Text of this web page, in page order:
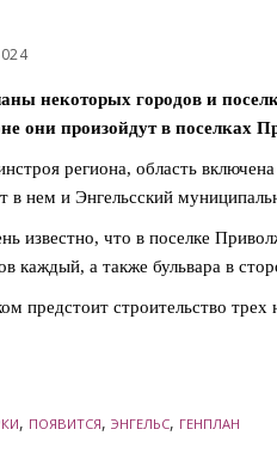
некоторых городов и
они произойдут в поселках
региона, область
в нем и Энгельсский
известно, что в поселке
каждый, а также бульвара в
предстоит строительство
, ПОЯВИТСЯ, ЭНГЕЛЬС, ГЕНПЛАН